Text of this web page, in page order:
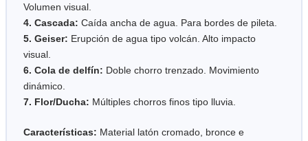
Volumen visual.
4. Cascada: Caída ancha de agua. Para bordes de pileta.
5. Geiser: Erupción de agua tipo volcán. Alto impacto
visual.
6. Cola de delfín: Doble chorro trenzado. Movimiento
dinámico.
7. Flor/Ducha: Múltiples chorros finos tipo lluvia.
Características: Material latón cromado, bronce e